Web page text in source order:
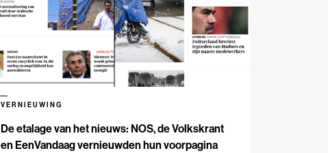
De etalage van het nieuws: NOS, de Volkskrant
en EenVandaag vernieuwden hun voorpagina
VERNIEUWING